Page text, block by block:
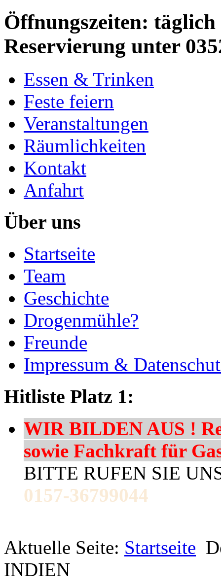
Öffnungszeiten: täglich
Reservierung unter
Essen & Trinken
Feste feiern
Veranstaltungen
Räumlichkeiten
Kontakt
Anfahrt
Über uns
Startseite
Team
Geschichte
Drogenmühle?
Freunde
Impressum &
Hitliste Platz 1:
WIR BILDEN AUS !
sowie Fachkraft für
BITTE RUFEN SIE
0157-36799044
Aktuelle Seite: Startseite
INDIEN